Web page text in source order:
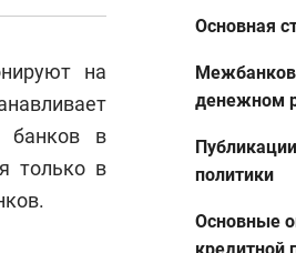
на
банков в
только в
Основная
денежном
политики
Основные